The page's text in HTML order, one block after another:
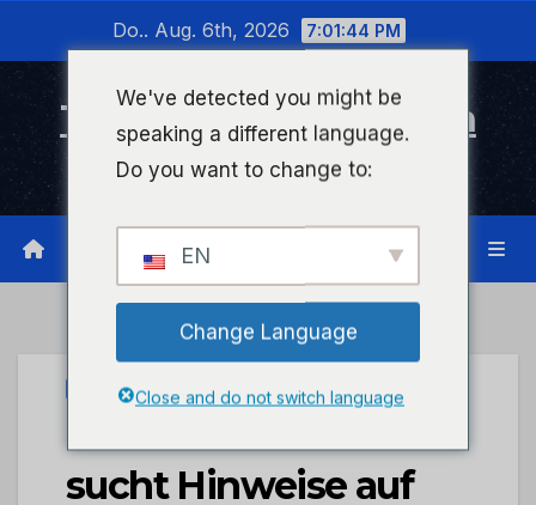
wechseln
Do.. Aug. 6th, 2026 7:01:44 PM
Timeline Bad Kreuznach
Infonetzwerk für Bad Kreuznach
PRESSEPORTAL
POL-PDKH: Polizei
sucht Hinweise auf
We've detected you might be
speaking a different language.
Do you want to change to:
EN
Change Language
Close and do not switch language